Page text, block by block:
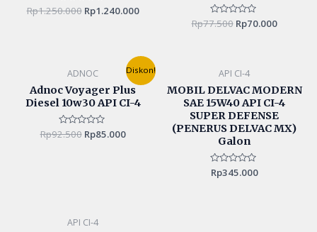
Rated
0
Rp1.250.000 Rp1.240.000
Rated
0
Rp77.500 Rp70.000
Diskon!
ADNOC
Adnoc Voyager Plus
Diesel 10w30 API CI-4
Rated
0
Rp92.500
price
was:
Rp92.500.
Rp85.000
Current
price
is:
Rp85.000.
API CI-4
MOBIL DELVAC MODERN
SAE 15W40 API CI-4
SUPER DEFENSE
(PENERUS DELVAC MX)
Galon
Rated
0
Rp345.000
API CI-4